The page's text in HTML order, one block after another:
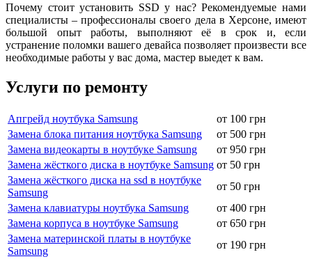
Почему стоит установить SSD у нас? Рекомендуемые нами
специалисты – профессионалы своего дела в Херсоне, имеют
большой опыт работы, выполняют её в срок и, если
устранение поломки вашего девайса позволяет произвести все
необходимые работы у вас дома, мастер выедет к вам.
Услуги по ремонту
Апгрейд ноутбука Samsung
от 100 грн
Замена блока питания ноутбука Samsung
от 500 грн
Замена видеокарты в ноутбуке Samsung
от 950 грн
Замена жёсткого диска в ноутбуке Samsung от 50 грн
Замена жёсткого диска на ssd в ноутбуке
Samsung
от 50 грн
Замена клавиатуры ноутбука Samsung
от 400 грн
Замена корпуса в ноутбуке Samsung
от 650 грн
Замена материнской платы в ноутбуке
Samsung
от 190 грн